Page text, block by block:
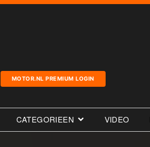
MOTOR.NL PREMIUM LOGIN
CATEGORIEEN VIDEO